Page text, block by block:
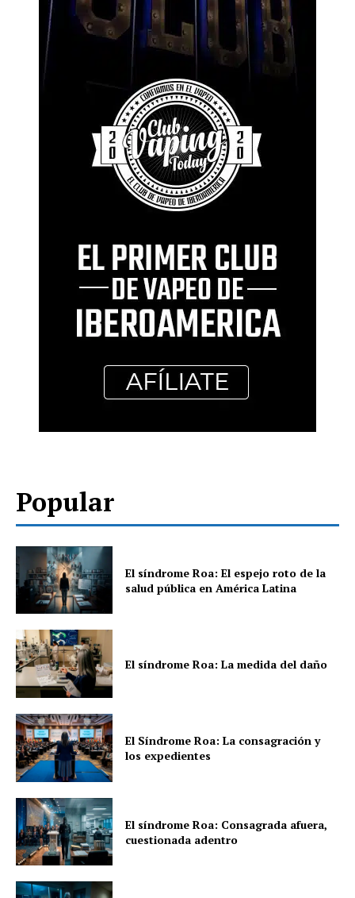
Popular
El síndrome Roa: El espejo roto de la
salud pública en América Latina
El síndrome Roa: La medida del daño
El Síndrome Roa: La consagración y
los expedientes
El síndrome Roa: Consagrada afuera,
cuestionada adentro